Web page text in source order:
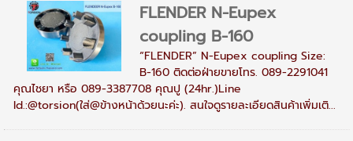
FLENDER N-Eupex
coupling B-160
“FLENDER” N-Eupex coupling Size:
B-160 ติดต่อฝ่ายขายโทร. 089-2291041
คุณไชยา หรือ 089-3387708 คุณปู (24hr.)Line
Id.:@torsion(ใส่@ข้างหน้าด้วยนะค่ะ). สนใจดูรายละเอียดสินค้าเพิ่มเติ...